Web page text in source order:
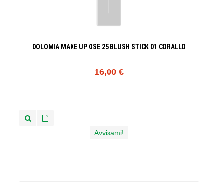
DOLOMIA MAKE UP OSE 25 BLUSH STICK 01 CORALLO
16,00 €
Avvisami!